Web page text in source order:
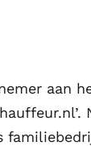
aan